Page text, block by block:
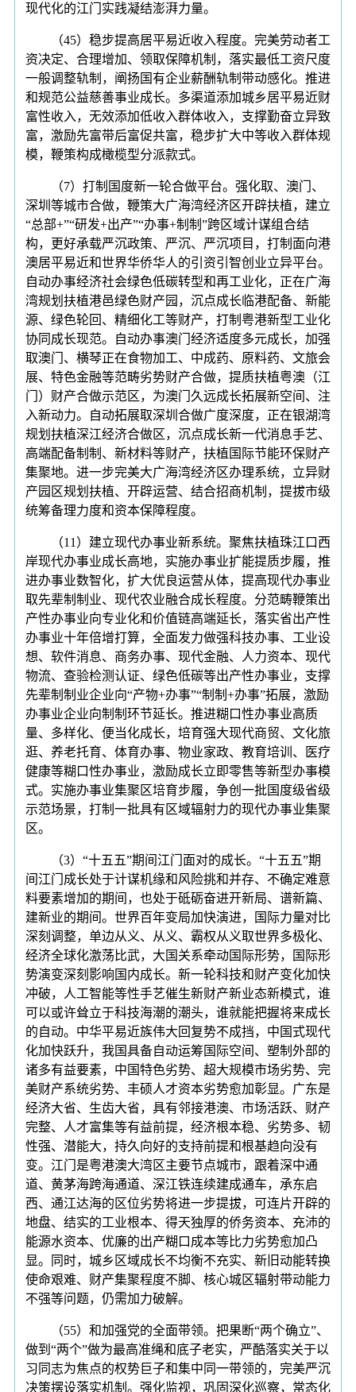
现代化的江门实践凝结澎湃力量。
（45）稳步提高居平易近收入程度。完美劳动者工
资决定、合理增加、领取保障机制，落实最低工资尺度
一般调整轨制，阐扬国有企业薪酬轨制带动感化。推进
和规范公益慈善事业成长。多渠道添加城乡居平易近财
富性收入，无效添加低收入群体收入，支撑勤奋立异致
富，激励先富带后富促共富，稳步扩大中等收入群体规
模，鞭策构成橄榄型分派款式。
（7）打制国度新一轮合做平台。强化取、澳门、
深圳等城市合做，鞭策大广海湾经济区开辟扶植，建立
“总部+”“研发+出产”“办事+制制”跨区域计谋组合结
构，更好承载严沉政策、严沉、严沉项目，打制面向港
澳居平易近和世界华侨华人的引资引智创业立异平台。
自动办事经济社会绿色低碳转型和再工业化，正在广海
湾规划扶植港邑绿色财产园，沉点成长临港配备、新能
源、绿色轮回、精细化工等财产，打制粤港新型工业化
协同成长现范。自动办事澳门经济适度多元成长，加强
取澳门、横琴正在食物加工、中成药、原料药、文旅会
展、特色金融等范畴劣势财产合做，提质扶植粤澳（江
门）财产合做示范区，为澳门久远成长拓展新空间、注
入新动力。自动拓展取深圳合做广度深度，正在银湖湾
规划扶植深江经济合做区，沉点成长新一代消息手艺、
高端配备制制、新材料等财产，扶植国际节能环保财产
集聚地。进一步完美大广海湾经济区办理系统，立异财
产园区规划扶植、开辟运营、结合招商机制，提拔市级
统筹备理力度和资本保障程度。
（11）建立现代办事业新系统。聚焦扶植珠江口西
岸现代办事业成长高地，实施办事业扩能提质步履，推
进办事业数智化，扩大优良运营从体，提高现代办事业
取先辈制制业、现代农业融合成长程度。分范畴鞭策出
产性办事业向专业化和价值链高端延长，落实省出产性
办事业十年倍增打算，全面发力做强科技办事、工业设
想、软件消息、商务办事、现代金融、人力资本、现代
物流、查验检测认证、绿色低碳等出产性办事业，支撑
先辈制制业企业向“产物+办事”“制制+办事”拓展，激励
办事业企业向制制环节延长。推进糊口性办事业高质
量、多样化、便当化成长，培育强大现代商贸、文化旅
逛、养老托育、体育办事、物业家政、教育培训、医疗
健康等糊口性办事业，激励成长立即零售等新型办事模
式。实施办事业集聚区培育步履，争创一批国度级省级
示范场景，打制一批具有区域辐射力的现代办事业集聚
区。
（3）“十五五”期间江门面对的成长。“十五五”期
间江门成长处于计谋机缘和风险挑和并存、不确定难意
料要素增加的期间，也处于砥砺奋进开新局、谱新篇、
建新业的期间。世界百年变局加快演进，国际力量对比
深刻调整，单边从义、从义、霸权从义取世界多极化、
经济全球化激荡比武，大国关系牵动国际形势，国际形
势演变深刻影响国内成长。新一轮科技和财产变化加快
冲破，人工智能等性手艺催生新财产新业态新模式，谁
可以或许耸立于科技海潮的潮头，谁就能把握将来成长
的自动。中华平易近族伟大回复势不成挡，中国式现代
化加快跃升，我国具备自动运筹国际空间、塑制外部的
诸多有益要素，中国特色劣势、超大规模市场劣势、完
美财产系统劣势、丰硕人才资本劣势愈加彰显。广东是
经济大省、生齿大省，具有邻接港澳、市场活跃、财产
完整、人才富集等有益前提，经济根本稳、劣势多、韧
性强、潜能大，持久向好的支持前提和根基趋向没有
变。江门是粤港澳大湾区主要节点城市，跟着深中通
道、黄茅海跨海通道、深江铁连续建成通车，承东启
西、通江达海的区位劣势将进一步提拔，可连片开辟的
地盘、结实的工业根本、得天独厚的侨务资本、充沛的
能源水资本、优廉的出产糊口成本等比力劣势愈加凸
显。同时，城乡区域成长不均衡不充实、新旧动能转换
使命艰难、财产集聚程度不脚、核心城区辐射带动能力
不强等问题，仍需加力破解。
（55）和加强党的全面带领。把果断“两个确立”、
做到“两个”做为最高准绳和底子老实，严酷落实关于以
习同志为焦点的权势巨子和集中同一带领的，完美严沉
决策摆设落实机制。强化监视，巩固深化巡察，常态化